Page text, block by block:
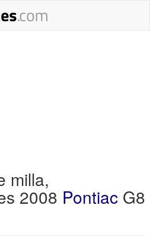
milla,
2008 Pontiac G8